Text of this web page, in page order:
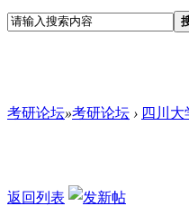
考研论坛»考研论坛 › 四川大
返回列表